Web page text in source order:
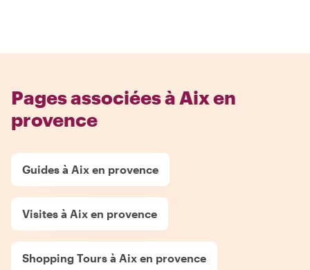
Pages associées à Aix en
provence
Guides à Aix en provence
Visites à Aix en provence
Shopping Tours à Aix en provence